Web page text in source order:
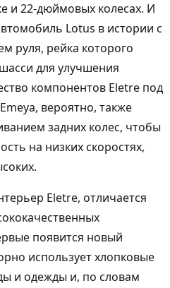
и 22-дюймовых колесах. И
Lotus в истории с
руля, рейка которого
для улучшения
компонентов Eletre под
вероятно, также
задних колес, чтобы
на низких скоростях,
Eletre, отличается
появится новый
использует хлопковые
и одежды и, по словам